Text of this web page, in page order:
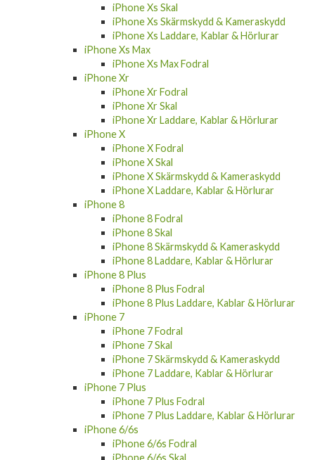
iPhone Xs Skal
iPhone Xs Skärmskydd & Kameraskydd
iPhone Xs Laddare, Kablar & Hörlurar
iPhone Xs Max
iPhone Xs Max Fodral
iPhone Xr
iPhone Xr Fodral
iPhone Xr Skal
iPhone Xr Laddare, Kablar & Hörlurar
iPhone X
iPhone X Fodral
iPhone X Skal
iPhone X Skärmskydd & Kameraskydd
iPhone X Laddare, Kablar & Hörlurar
iPhone 8
iPhone 8 Fodral
iPhone 8 Skal
iPhone 8 Skärmskydd & Kameraskydd
iPhone 8 Laddare, Kablar & Hörlurar
iPhone 8 Plus
iPhone 8 Plus Fodral
iPhone 8 Plus Laddare, Kablar & Hörlurar
iPhone 7
iPhone 7 Fodral
iPhone 7 Skal
iPhone 7 Skärmskydd & Kameraskydd
iPhone 7 Laddare, Kablar & Hörlurar
iPhone 7 Plus
iPhone 7 Plus Fodral
iPhone 7 Plus Laddare, Kablar & Hörlurar
iPhone 6/6s
iPhone 6/6s Fodral
iPhone 6/6s Skal